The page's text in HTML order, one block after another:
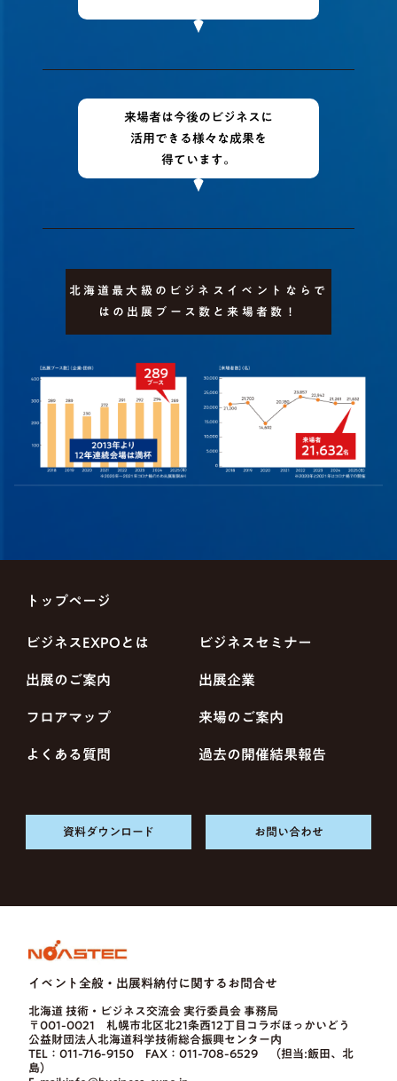
来場者は今後のビジネスに
活用できる様々な成果を
得ています。
北海道最大級のビジネスイベントならで
はの出展ブース数と来場者数！
トップページ
ビジネスEXPOとは ビジネスセミナー
出展のご案内 出展企業
フロアマップ 来場のご案内
よくある質問 過去の開催結果報告
資料ダウンロード お問い合わせ
イベント全般・出展料納付に関するお問合せ
北海道 技術・ビジネス交流会 実行委員会 事務局
〒001-0021 札幌市北区北21条西12丁目コラボほっかいどう
公益財団法人北海道科学技術総合振興センター内
TEL：011-716-9150 FAX：011-708-6529 （担当:飯田、北
島）